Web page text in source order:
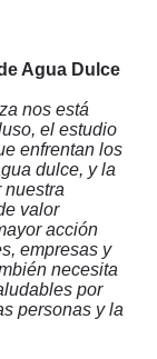
Agua Dulce
nos está
el estudio
enfrentan los
dulce, y la
nuestra
valor
acción
empresas y
necesita
por
personas y la